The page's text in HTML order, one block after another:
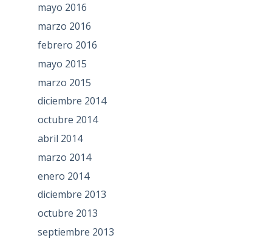
mayo 2016
marzo 2016
febrero 2016
mayo 2015
marzo 2015
diciembre 2014
octubre 2014
abril 2014
marzo 2014
enero 2014
diciembre 2013
octubre 2013
septiembre 2013